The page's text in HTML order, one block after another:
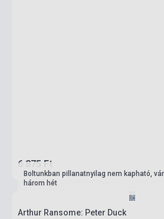
6 875 Ft
Boltunkban pillanatnyilag nem kapható,
három hét
Arthur Ransome: Peter Duck